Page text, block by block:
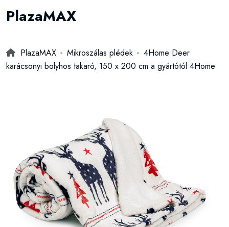
PlazaMAX
PlazaMAX Mikroszálas plédek
4Home Deer
karácsonyi bolyhos takaró, 150 x 200 cm a gyártótól 4Home